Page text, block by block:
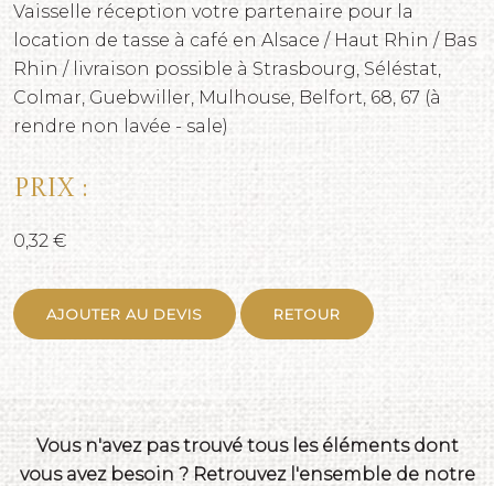
Vaisselle réception votre partenaire pour la
location de tasse à café en Alsace / Haut Rhin / Bas
Rhin / livraison possible à Strasbourg, Séléstat,
Colmar, Guebwiller, Mulhouse, Belfort, 68, 67 (à
rendre non lavée - sale)
Prix :
0,32 €
AJOUTER AU DEVIS RETOUR
Vous n'avez pas trouvé tous les éléments dont
vous avez besoin ? Retrouvez l'ensemble de notre